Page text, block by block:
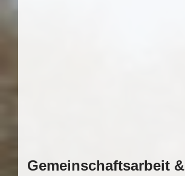
Gemeinschaftsarbeit &